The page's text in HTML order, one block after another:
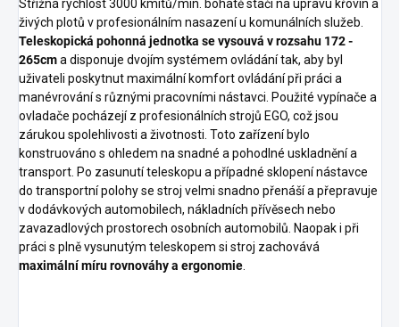
Střižná rychlost 3000 kmitů/min. bohatě stačí na úpravu křovin a
živých plotů v profesionálním nasazení u komunálních služeb.
Teleskopická pohonná jednotka se vysouvá v rozsahu 172 -
265cma disponuje dvojím systémem ovládání tak, aby byl
uživateli poskytnut maximální komfort ovládání při práci a
manévrování s různými pracovními nástavci. Použité vypínače a
ovladače pocházejí z profesionálních strojů EGO, což jsou
zárukou spolehlivosti a životnosti. Toto zařízení bylo
konstruováno s ohledem na snadné a pohodlné uskladnění a
transport. Po zasunutí teleskopu a případné sklopení nástavce
do transportní polohy se stroj velmi snadno přenáší a přepravuje
v dodávkových automobilech, nákladních přívěsech nebo
zavazadlových prostorech osobních automobilů. Naopak i při
práci s plně vysunutým teleskopem si stroj zachovává
maximální míru rovnováhy a ergonomie